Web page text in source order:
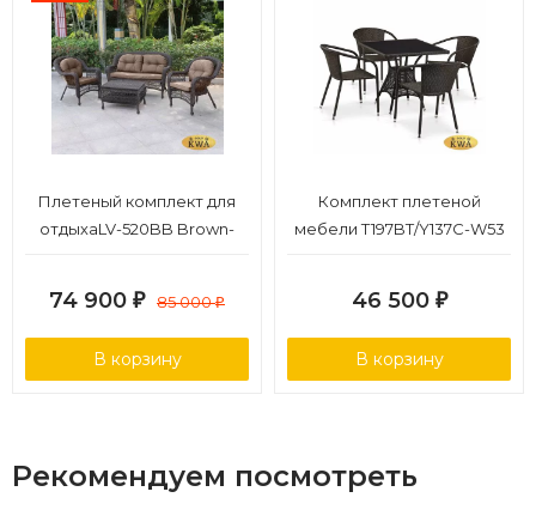
Плетеный комплект для
отдыхаLV-520BB Brown-
74 900 ₽ 85 000₽
В корзину
Комплект плетеной
мебели T197BT/Y137C-W53
46 500 ₽
В корзину
Рекомендуем посмотреть